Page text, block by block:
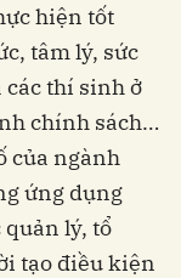
hiện tốt
tâm lý, sức
thí sinh ở
chính sách…
của ngành
ứng dụng
lý, tổ
tạo điều kiện